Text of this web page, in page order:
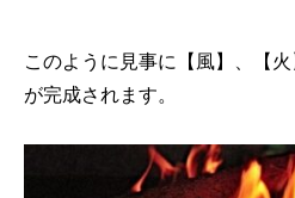
このように見事に【風】、【
が完成されます。